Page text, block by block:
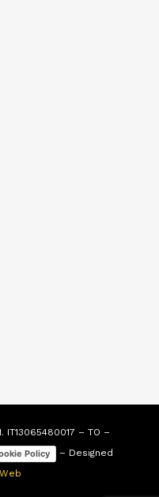
IT13065480017 – TO –
Policy
– Designed